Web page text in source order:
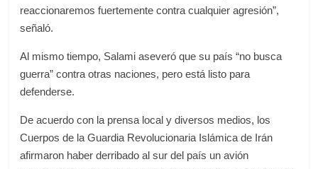
reaccionaremos fuertemente contra cualquier agresión”,
señaló.
Al mismo tiempo, Salami aseveró que su país “no busca
guerra” contra otras naciones, pero está listo para
defenderse.
De acuerdo con la prensa local y diversos medios, los
Cuerpos de la Guardia Revolucionaria Islámica de Irán
afirmaron haber derribado al sur del país un avión